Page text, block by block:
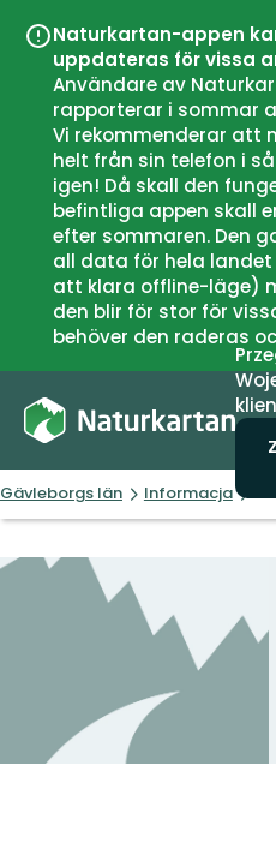
Naturkartan-appen
uppdateras för vissa
Användare av
rapporterar i sommar
Vi rekommenderar att
helt från sin telefon i
igen! Då skall den
befintliga appen skall
efter sommaren. Den
all data för hela
att klara offline-läge)
den blir för stor för
behöver den raderas
Gävleborgs län Informacja